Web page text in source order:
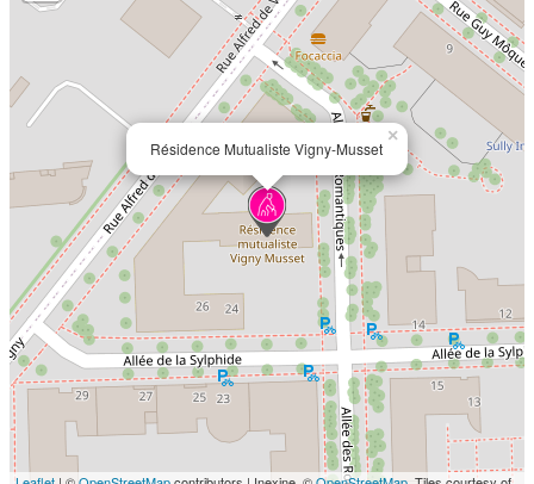
Résidence Mutualiste Vigny-Musset
×